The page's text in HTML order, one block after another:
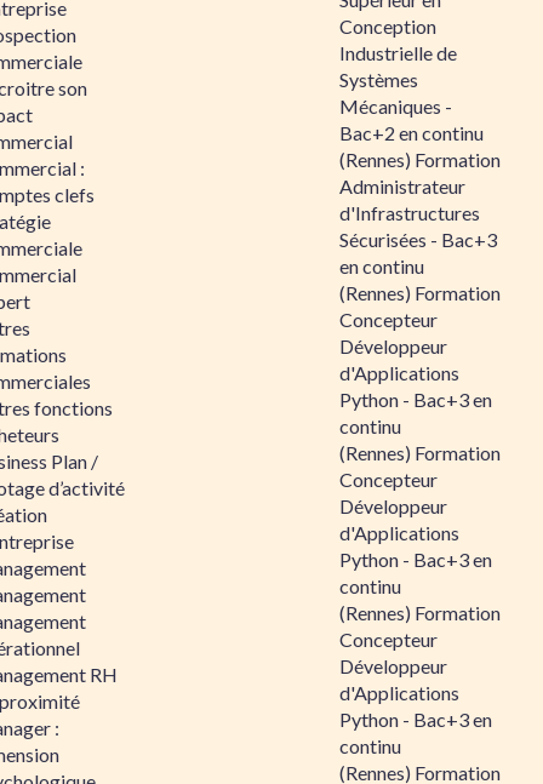
son
:
clefs
fonctions
Plan /
d’activité
RH
:
Conception
Industrielle de
Systèmes
Mécaniques -
Bac+2 en continu
(Rennes) Formation
Administrateur
d'Infrastructures
Sécurisées - Bac+3
en continu
(Rennes) Formation
Concepteur
Développeur
d'Applications
Python - Bac+3 en
continu
(Rennes) Formation
Concepteur
Développeur
d'Applications
Python - Bac+3 en
continu
(Rennes) Formation
Concepteur
Développeur
d'Applications
Python - Bac+3 en
continu
(Rennes) Formation